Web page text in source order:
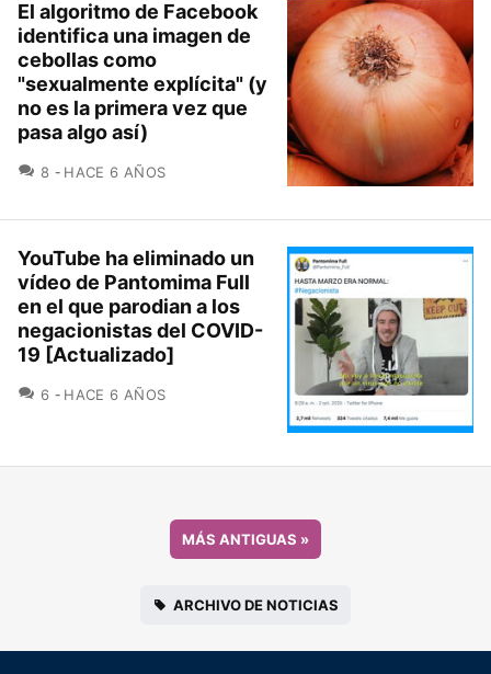
El algoritmo de Facebook
identifica una imagen de
cebollas como
"sexualmente explícita" (y
no es la primera vez que
pasa algo así)
8 COMENTARIOS
HACE 6 AÑOS
YouTube ha eliminado un
vídeo de Pantomima Full
en el que parodian a los
negacionistas del COVID-
19 [Actualizado]
6 COMENTARIOS
HACE 6 AÑOS
MÁS ANTIGUAS »
ARCHIVO DE NOTICIAS